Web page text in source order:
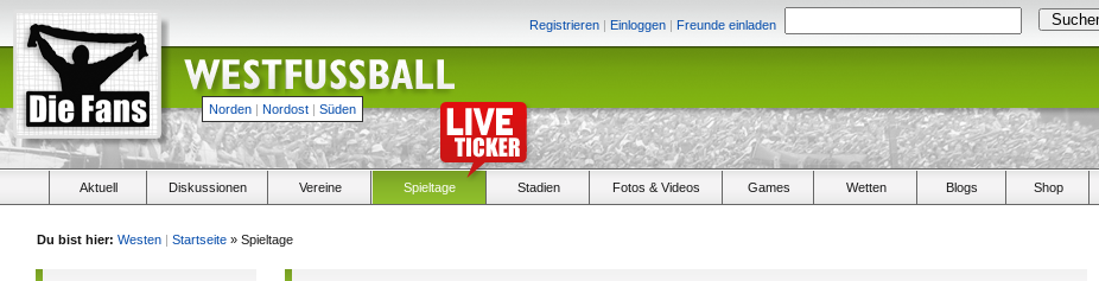
Registrieren | Einloggen | Freunde einladen
Norden | Nordost | Süden
Aktuell Diskussionen Vereine Spieltage Stadien Fotos & Videos Games Wetten Blogs Shop
Du bist hier: Westen | Startseite » Spieltage